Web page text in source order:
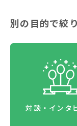
別の目的で絞
対談・インタ